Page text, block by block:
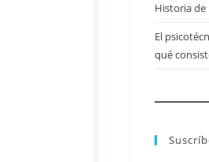
Historia de
El
qué